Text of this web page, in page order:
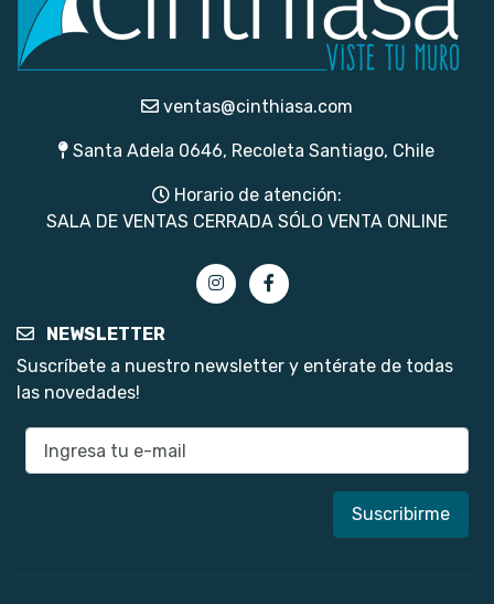
ventas@cinthiasa.com
Santa Adela 0646, Recoleta Santiago, Chile
Horario de atención:
SALA DE VENTAS CERRADA SÓLO VENTA ONLINE
NEWSLETTER
Suscríbete a nuestro newsletter y entérate de todas
las novedades!
E-mail